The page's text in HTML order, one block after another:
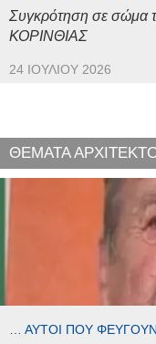
Συγκρότηση σε
ΚΟΡΙΝΘΙΑΣ
24 ΙΟΥΛΊΟΥ 2026
ΘΕΜΑΤΑ
… ΑΥΤΟΊ ΠΟΥ